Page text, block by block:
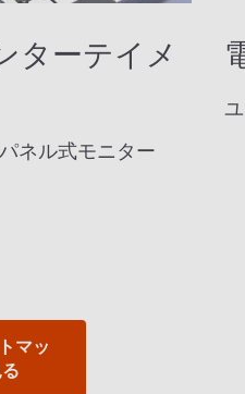
ターテイメ
ネル式モニター
マッ